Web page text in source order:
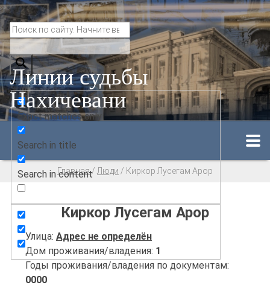
Линии судьбы
Нахичевани
Exact matches only
Search in title
Search in content
Главная/ Люди / Киркор Лусегам Арор
Киркор Лусегам Арор
Улица: Адрес не определён
Дом проживания/владения: 1
Годы проживания/владения по документам:
0000